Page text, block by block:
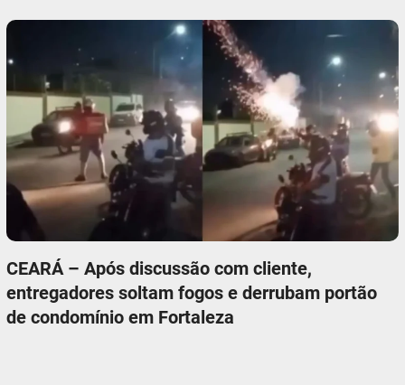
CEARÁ – Após discussão com cliente,
entregadores soltam fogos e derrubam portão
de condomínio em Fortaleza